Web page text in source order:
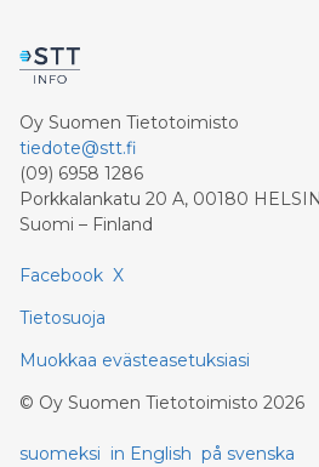
Oy Suomen Tietotoimisto
tiedote@stt.fi
(09) 6958 1286
Porkkalankatu 20 A, 00180
Suomi – Finland
Facebook X
Tietosuoja
Muokkaa evästeasetuksiasi
© Oy Suomen Tietotoimisto 2026
suomeksi in English på svenska